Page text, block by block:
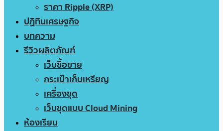
ราคา Ripple (XRP)
ปฏิทินเศรษฐกิจ
บทความ
รีวิวผลิตภัณฑ์
เว็บซื้อขาย
กระเป๋าเก็บเหรียญ
เครื่องขุด
เว็บขุดแบบ Cloud Mining
ห้องเรียน